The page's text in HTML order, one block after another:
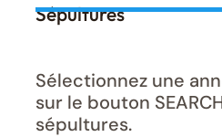
Sépultures
Sélectionnez une
sur le bouton
sépultures.